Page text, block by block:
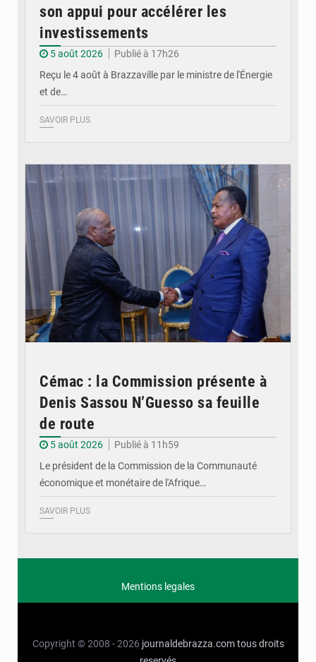
son appui pour accélérer les
investissements
5 août 2026
Publié à 17h26
Reçu le 4 août à Brazzaville par le ministre de l'Énergie
et de…
SAVOIR PLUS
Cémac : la Commission présente à
Denis Sassou N’Guesso sa feuille
de route
5 août 2026
Publié à 11h59
Le président de la Commission de la Communauté
économique et monétaire de l'Afrique…
SAVOIR PLUS
Mentions legales
Copyright © 2008 - 2026 journaldebrazza.com tous droits